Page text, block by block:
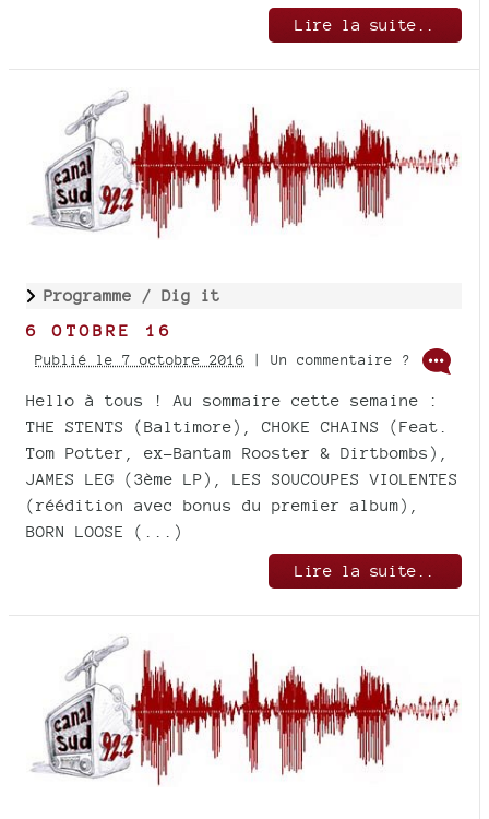
Lire la suite..
Programme / Dig it
6 OTOBRE 16
Publié le 7 octobre 2016 | Un commentaire ?
Hello à tous ! Au sommaire cette semaine :
THE STENTS (Baltimore), CHOKE CHAINS (Feat.
Tom Potter, ex-Bantam Rooster & Dirtbombs),
JAMES LEG (3ème LP), LES SOUCOUPES VIOLENTES
(réédition avec bonus du premier album),
BORN LOOSE (...)
Lire la suite..